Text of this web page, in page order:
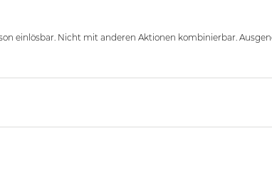
einlösbar. Nicht mit anderen Aktionen kombinierbar.